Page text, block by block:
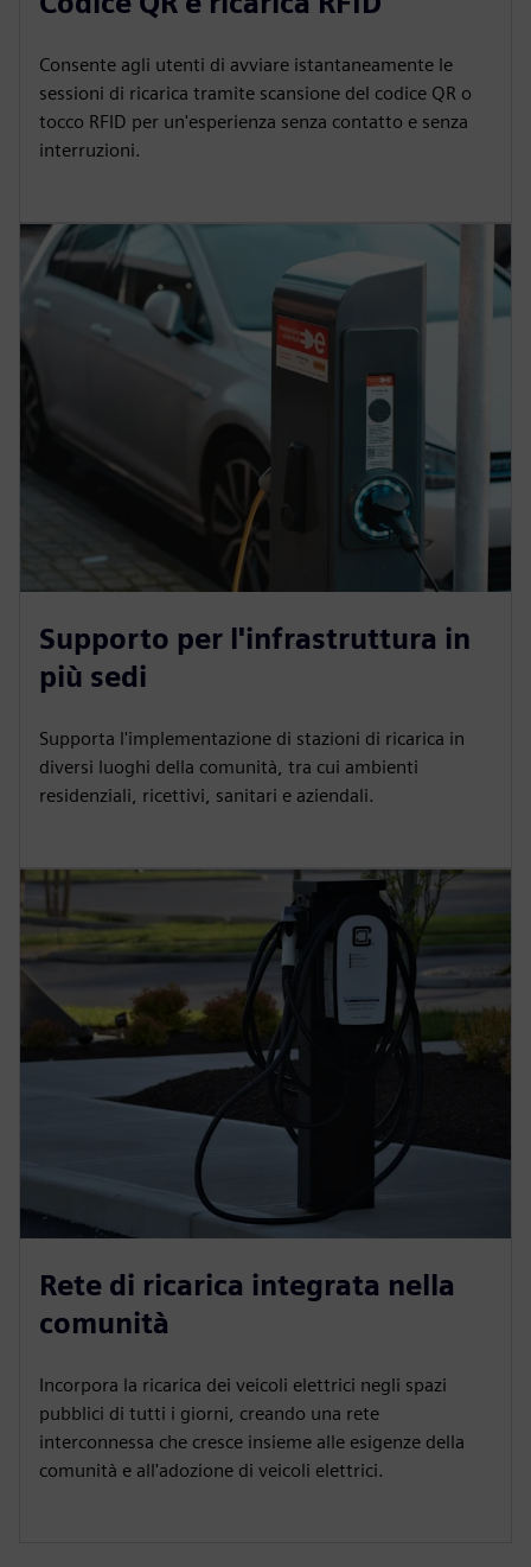
Consente agli utenti di avviare istantaneamente le
sessioni di ricarica tramite scansione del codice QR o
tocco RFID per un'esperienza senza contatto e senza
interruzioni.
Supporto per l'infrastruttura in
più sedi
Supporta l'implementazione di stazioni di ricarica in
diversi luoghi della comunità, tra cui ambienti
residenziali, ricettivi, sanitari e aziendali.
Rete di ricarica integrata nella
comunità
Incorpora la ricarica dei veicoli elettrici negli spazi
pubblici di tutti i giorni, creando una rete
interconnessa che cresce insieme alle esigenze della
comunità e all'adozione di veicoli elettrici.